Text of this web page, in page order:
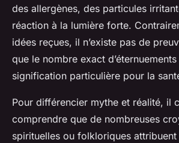
des allergènes, des particules
réaction à la lumière forte.
idées reçues, il n’existe pas de
que le nombre exact
signification particulière pour la
Pour différencier mythe et réalité, il
comprendre que de nombreuses
spirituelles ou folkloriques attribuent